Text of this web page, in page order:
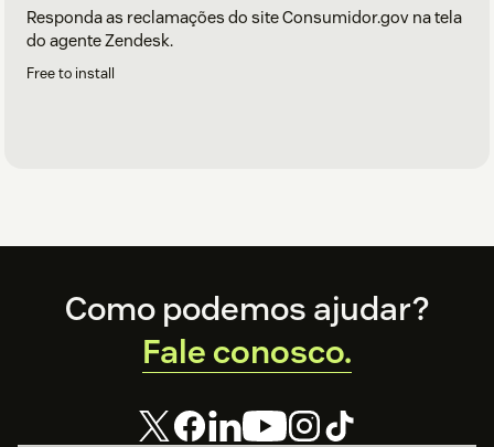
Responda as reclamações do site Consumidor.gov na tela
do agente Zendesk.
Free to install
FooterComo podemos ajudar?
Fale conosco.